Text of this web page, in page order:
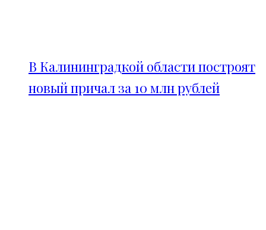
В Калининградкой области построят
новый причал за 10 млн рублей